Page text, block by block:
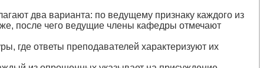
два варианта: по ведущему признаку каждого из
после чего ведущие члены кафедры отмечают
где ответы преподавателей характеризуют их